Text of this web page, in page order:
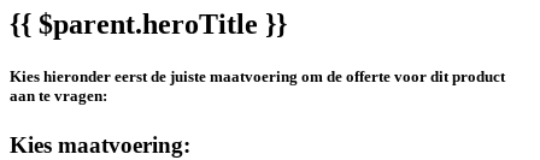
{{ $parent.heroTitle }}
Kies hieronder eerst de juiste maatvoering om de offerte voor dit product
aan te vragen:
Kies maatvoering: